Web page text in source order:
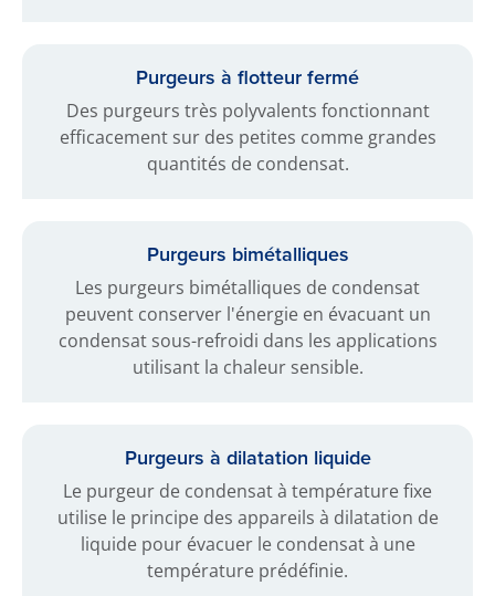
Purgeurs à flotteur fermé
Des purgeurs très polyvalents fonctionnant
efficacement sur des petites comme grandes
quantités de condensat.
Purgeurs bimétalliques
Les purgeurs bimétalliques de condensat
peuvent conserver l'énergie en évacuant un
condensat sous-refroidi dans les applications
utilisant la chaleur sensible.
Purgeurs à dilatation liquide
Le purgeur de condensat à température fixe
utilise le principe des appareils à dilatation de
liquide pour évacuer le condensat à une
température prédéfinie.